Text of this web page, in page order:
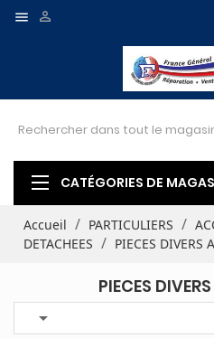
 
CATÉGORIES DE
Accueil PARTICULIERS
DETACHEES
PIECES DIVERS
PIECES
